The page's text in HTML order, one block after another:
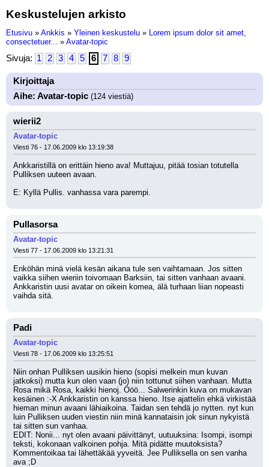
Keskustelujen arkisto
Etusivu » Ankkis » Yleinen keskustelu » Lorem ipsum dolor sit amet,
consectetuer... » Avatar-topic
Sivuja: 1 2 3 4 5 6 7 8 9
Kirjoittaja
Aihe: Avatar-topic (124 viestiä)
wierii2
Avatar-topic
Viesti 76 - 17.06.2009 klo 13:19:38
Ankkaristillä on erittäin hieno ava! Muttajuu, pitää tosian totutella
Pulliksen uuteen avaan.
E: Kyllä Pullis. vanhassa vara parempi.
Pullasorsa
Avatar-topic
Viesti 77 - 17.06.2009 klo 13:21:31
Enköhän minä vielä kesän aikana tule sen vaihtamaan. Jos sitten
vaikka siihen wieriin toivomaan Barksiin, tai sitten vanhaan avaani.
Ankkaristin uusi avatar on oikein komea, älä turhaan liian nopeasti
vaihda sitä.
Padi
Avatar-topic
Viesti 78 - 17.06.2009 klo 13:25:51
Niin onhan Pulliksen uusikin hieno (sopisi melkein mun kuvan
jatkoksi) mutta kun olen vaan (jo) niin tottunut siihen vanhaan. Mutta
Rosa mikä Rosa, kaikki hienoj. Ööö... Salwerinkin kuva on mukavan
kesäinen :-X Ankkaristin on kanssa hieno. Itse ajattelin ehkä virkistää
hieman minun avaani lähiaikoina. Taidan sen tehdä jo nytten. nyt kun
luin Pulliksen uuden viestin niin minä kannataisin jok sinun nykyistä
tai sitten sun vanhaa.
EDIT: Nonii... nyt olen avaani päivittänyt, uutuuksina: Isompi, isompi
teksti, kokonaan valkoinen pohja. Mitä pidätte muutoksista?
Kommentoikaa tai lähettäkää yyveitä. Jee Pulliksella on sen vanha
ava ;D